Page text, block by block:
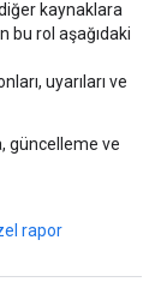
kaynaklara
bu rol aşağıdaki
uyarıları ve
güncelleme ve
rapor